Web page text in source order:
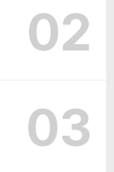
02
03